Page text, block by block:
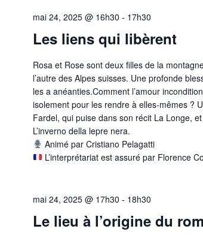
mai 24, 2025 @ 16h30 - 17h30
Les liens qui libèrent
Rosa et Rose sont deux filles de la
l’autre des Alpes suisses. Une profonde
les a anéanties.Comment l’amour
isolement pour les rendre à elles-mêmes ?
Fardel, qui puise dans son récit La Longe,
L’inverno della lepre nera.
Animé par Cristiano Pelagatti
L’interprétariat est assuré par Florence
mai 24, 2025 @ 17h30 - 18h30
Le lieu à l’origine du